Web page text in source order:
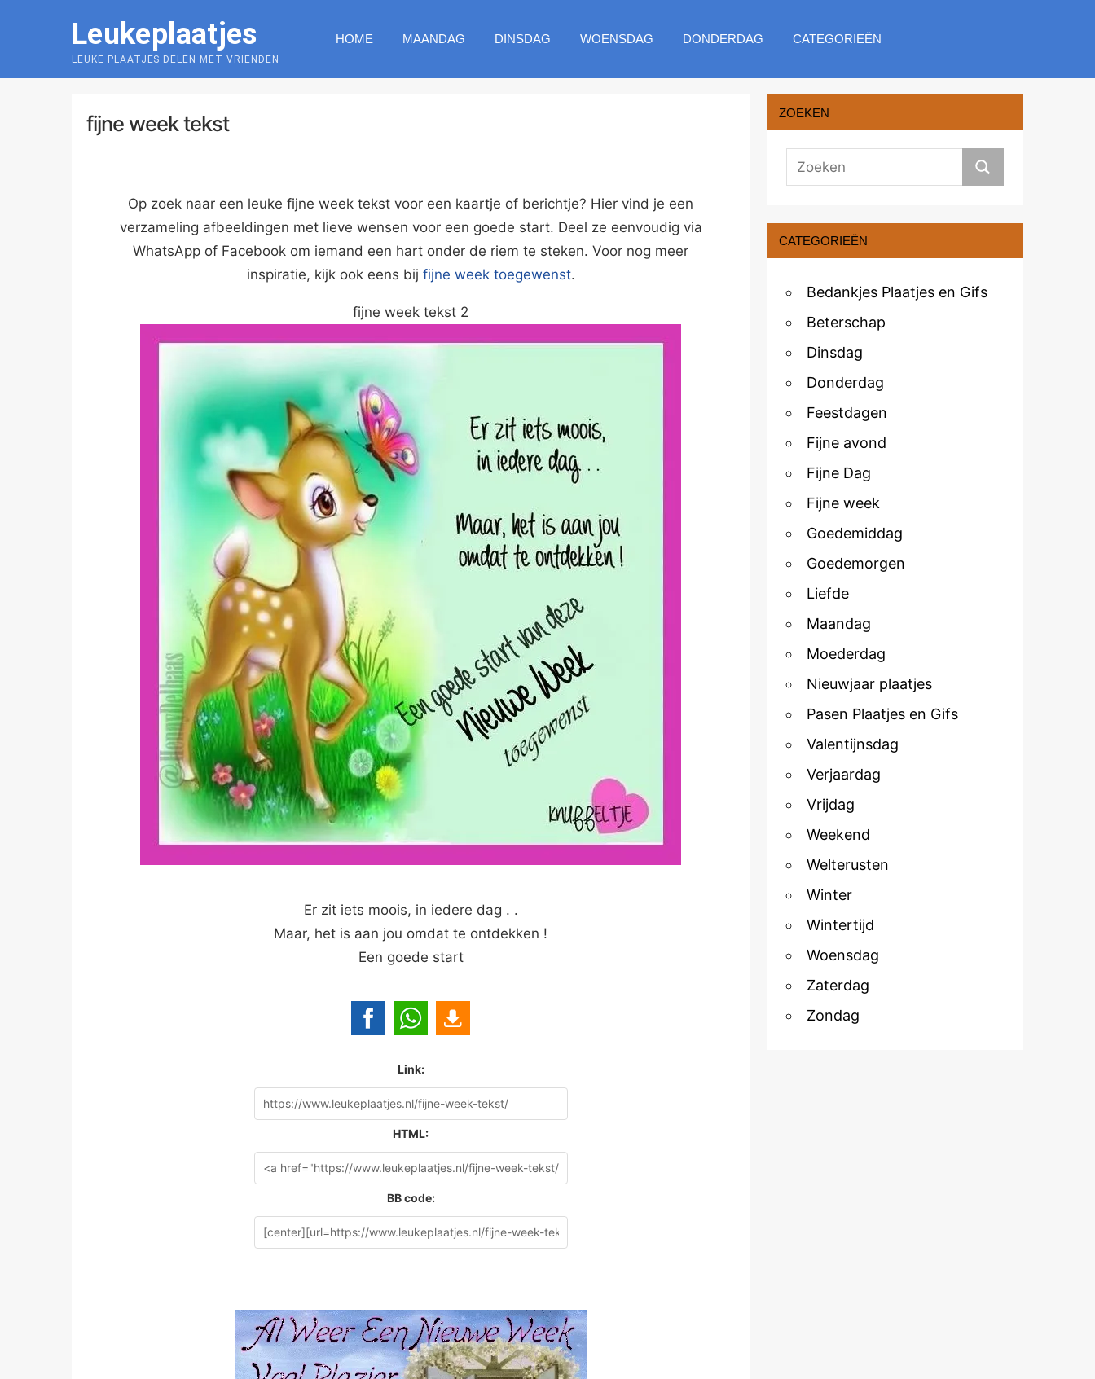
Leukeplaatjes
LEUKE PLAATJES DELEN MET VRIENDEN
HOME MAANDAG DINSDAG WOENSDAG DONDERDAG CATEGORIEËN
fijne week tekst
Op zoek naar een leuke fijne week tekst voor een kaartje of berichtje? Hier vind je een
verzameling afbeeldingen met lieve wensen voor een goede start. Deel ze eenvoudig via
WhatsApp of Facebook om iemand een hart onder de riem te steken. Voor nog meer
inspiratie, kijk ook eens bij fijne week toegewenst.
fijne week tekst 2
Er zit iets moois, in iedere dag . .
Maar, het is aan jou omdat te ontdekken !
Een goede start
Link:
HTML:
BB code:
ZOEKEN
CATEGORIEËN
Bedankjes Plaatjes en Gifs
Beterschap
Dinsdag
Donderdag
Feestdagen
Fijne avond
Fijne Dag
Fijne week
Goedemiddag
Goedemorgen
Liefde
Maandag
Moederdag
Nieuwjaar plaatjes
Pasen Plaatjes en Gifs
Valentijnsdag
Verjaardag
Vrijdag
Weekend
Welterusten
Winter
Wintertijd
Woensdag
Zaterdag
Zondag